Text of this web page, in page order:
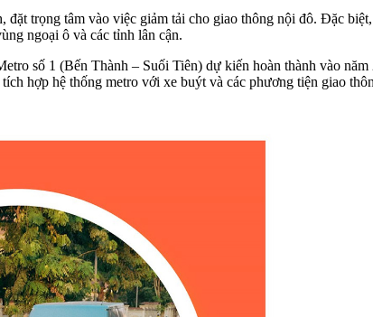
trọng tâm vào việc giảm tải cho giao thông nội đô. Đặc
ngoại ô và các tỉnh lân cận.
số 1 (Bến Thành – Suối Tiên) dự kiến hoàn thành vào
hợp hệ thống metro với xe buýt và các phương tiện giao